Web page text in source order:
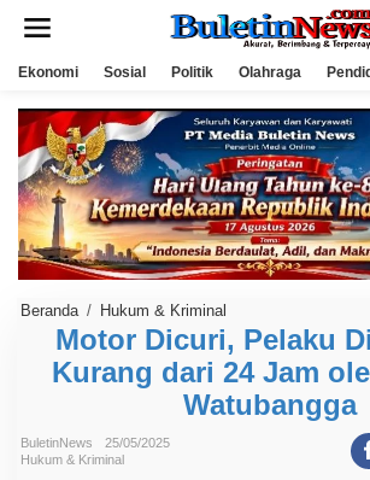
Ekonomi Sosial Politik Olahraga
Beranda / Hukum & Kriminal
t
o
r
D
i
Motor Dicuri, Pelaku
Kurang dari 24 Jam
Watubangga
BuletinNews
25/05/2025
Hukum & Kriminal